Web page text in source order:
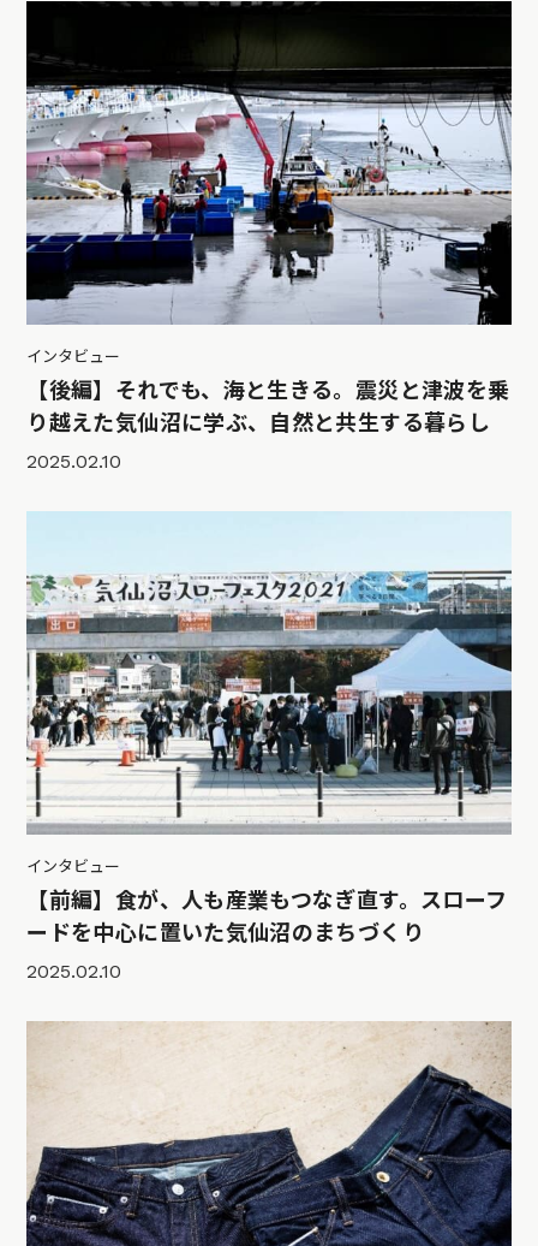
インタビュー
【後編】それでも、海と生きる。震災と津波を乗
り越えた気仙沼に学ぶ、自然と共生する暮らし
2025.02.10
インタビュー
【前編】食が、人も産業もつなぎ直す。スローフ
ードを中心に置いた気仙沼のまちづくり
2025.02.10